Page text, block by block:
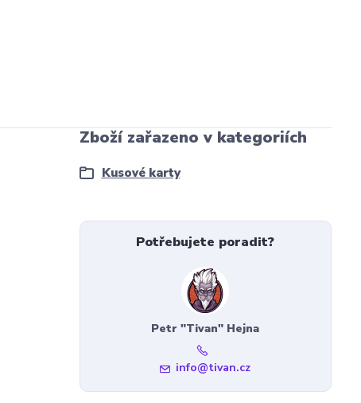
Zboží zařazeno v kategoriích
Kusové karty
Potřebujete poradit?
Petr "Tivan" Hejna
info@tivan.cz